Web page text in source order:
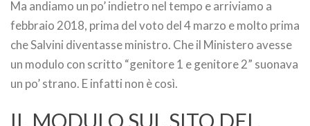
Ma andiamo un po’ indietro nel tempo e arriviamo a
febbraio 2018, prima del voto del 4 marzo e molto prima
che Salvini diventasse ministro. Che il Ministero avesse
un modulo con scritto “genitore 1 e genitore 2” suonava
un po’ strano. E infatti non è così.
IL MODULO SUL SITO DEL